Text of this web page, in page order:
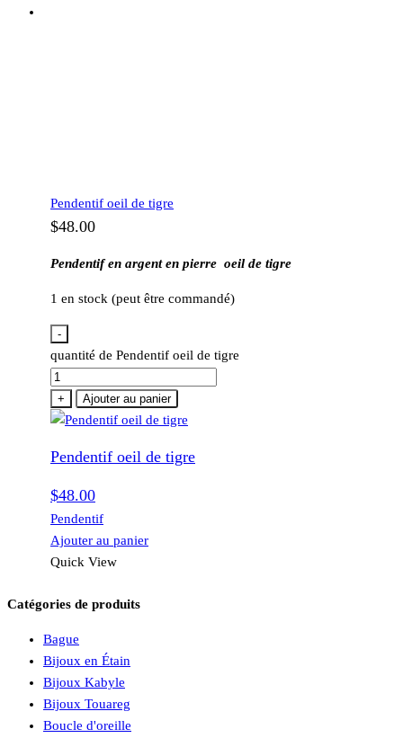
Pendentif oeil de tigre
$48.00
Pendentif en argent en pierre oeil de tigre
1 en stock (peut être commandé)
-
quantité de Pendentif oeil de tigre
+ Ajouter au panier
Pendentif oeil de tigre
$48.00
Pendentif
Ajouter au panier
Quick View
Catégories de produits
Bague
Bijoux en Étain
Bijoux Kabyle
Bijoux Touareg
Boucle d'oreille